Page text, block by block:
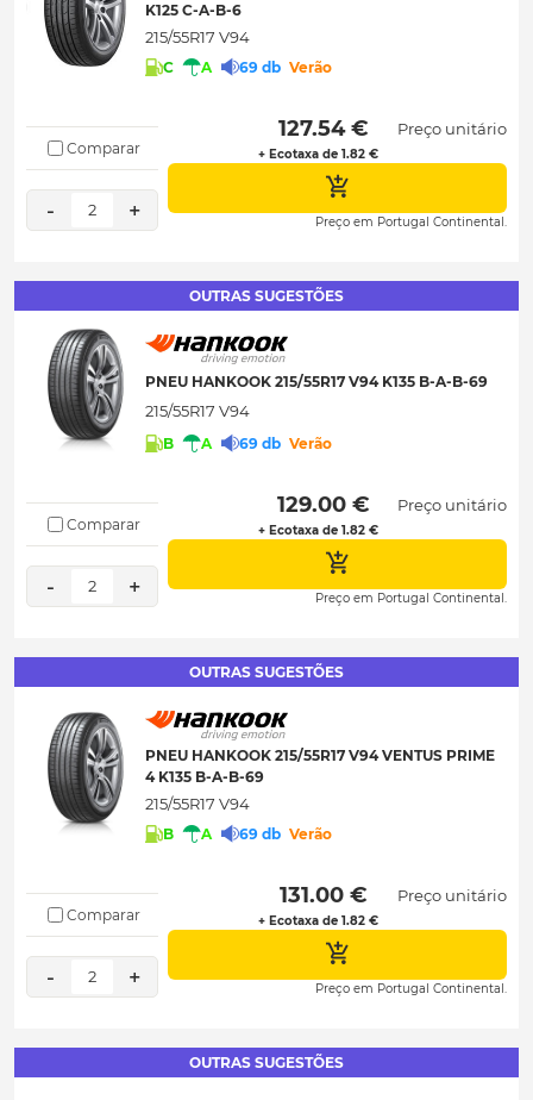
K125 C-A-B-6
215/55R17 V94
C A 69 db Verão
Comparar
- 2 +
127.54 €
+ Ecotaxa de 1.82 €
Preço unitário
Preço em Portugal Continental.
OUTRAS SUGESTÕES
PNEU HANKOOK 215/55R17 V94 K135 B-A-B-69
215/55R17 V94
B A 69 db Verão
Comparar
- 2 +
129.00 €
+ Ecotaxa de 1.82 €
Preço unitário
Preço em Portugal Continental.
OUTRAS SUGESTÕES
PNEU HANKOOK 215/55R17 V94 VENTUS PRIME
4 K135 B-A-B-69
215/55R17 V94
B A 69 db Verão
Comparar
- 2 +
131.00 €
+ Ecotaxa de 1.82 €
Preço unitário
Preço em Portugal Continental.
OUTRAS SUGESTÕES